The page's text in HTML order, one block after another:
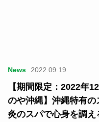
News 2022.09.19
【期間限定：2022年
のや沖縄】沖縄特有
灸のスパで心身を調